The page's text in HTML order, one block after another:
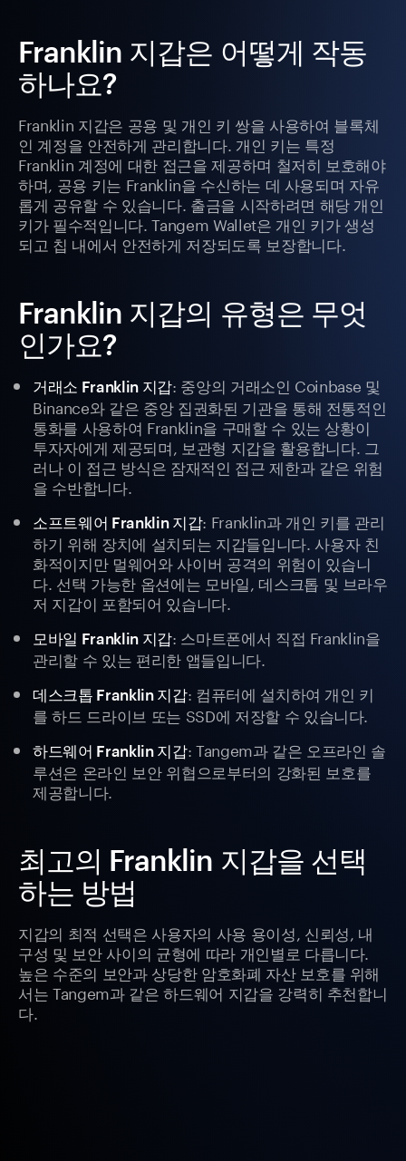
Franklin 지갑은 어떻게 작동
하나요?
Franklin 지갑은 공용 및 개인 키 쌍을 사용하여 블록체
인 계정을 안전하게 관리합니다. 개인 키는 특정
Franklin 계정에 대한 접근을 제공하며 철저히 보호해야
하며, 공용 키는 Franklin을 수신하는 데 사용되며 자유
롭게 공유할 수 있습니다. 출금을 시작하려면 해당 개인
키가 필수적입니다. Tangem Wallet은 개인 키가 생성
되고 칩 내에서 안전하게 저장되도록 보장합니다.
Franklin 지갑의 유형은 무엇
인가요?
거래소 Franklin 지갑: 중앙의 거래소인 Coinbase 및
Binance와 같은 중앙 집권화된 기관을 통해 전통적인
통화를 사용하여 Franklin을 구매할 수 있는 상황이
투자자에게 제공되며, 보관형 지갑을 활용합니다. 그
러나 이 접근 방식은 잠재적인 접근 제한과 같은 위험
을 수반합니다.
소프트웨어 Franklin 지갑: Franklin과 개인 키를 관리
하기 위해 장치에 설치되는 지갑들입니다. 사용자 친
화적이지만 멀웨어와 사이버 공격의 위험이 있습니
다. 선택 가능한 옵션에는 모바일, 데스크톱 및 브라우
저 지갑이 포함되어 있습니다.
모바일 Franklin 지갑: 스마트폰에서 직접 Franklin을
관리할 수 있는 편리한 앱들입니다.
데스크톱 Franklin 지갑: 컴퓨터에 설치하여 개인 키
를 하드 드라이브 또는 SSD에 저장할 수 있습니다.
하드웨어 Franklin 지갑: Tangem과 같은 오프라인 솔
루션은 온라인 보안 위협으로부터의 강화된 보호를
제공합니다.
최고의 Franklin 지갑을 선택
하는 방법
지갑의 최적 선택은 사용자의 사용 용이성, 신뢰성, 내
구성 및 보안 사이의 균형에 따라 개인별로 다릅니다.
높은 수준의 보안과 상당한 암호화폐 자산 보호를 위해
서는 Tangem과 같은 하드웨어 지갑을 강력히 추천합니
다.